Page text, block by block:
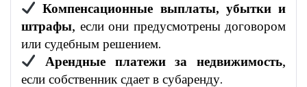
Компенсационные выплаты, убытки и
штрафы, если они предусмотрены договором
или судебным решением.
Арендные платежи за недвижимость,
если собственник сдает в субаренду.